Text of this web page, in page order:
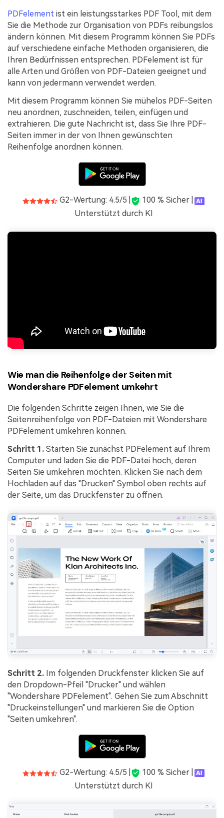
PDFelement ist ein leistungsstarkes PDF Tool, mit dem
Sie die Methode zur Organisation von PDFs reibungslos
ändern können. Mit diesem Programm können Sie PDFs
auf verschiedene einfache Methoden organisieren, die
Ihren Bedürfnissen entsprechen. PDFelement ist für
alle Arten und Größen von PDF-Dateien geeignet und
kann von jedermann verwendet werden.
Mit diesem Programm können Sie mühelos PDF-Seiten
neu anordnen, zuschneiden, teilen, einfügen und
extrahieren. Die gute Nachricht ist, dass Sie Ihre PDF-
Seiten immer in der von Ihnen gewünschten
Reihenfolge anordnen können.
G2-Wertung: 4.5/5 |
100 % Sicher |
Unterstützt durch KI
Wie man die Reihenfolge der Seiten mit
Wondershare PDFelement umkehrt
Die folgenden Schritte zeigen Ihnen, wie Sie die
Seitenreihenfolge von PDF-Dateien mit Wondershare
PDFelement umkehren können.
Schritt 1. Starten Sie zunächst PDFelement auf Ihrem
Computer und laden Sie die PDF-Datei hoch, deren
Seiten Sie umkehren möchten. Klicken Sie nach dem
Hochladen auf das "Drucken" Symbol oben rechts auf
der Seite, um das Druckfenster zu öffnen.
Schritt 2. Im folgenden Druckfenster klicken Sie auf
den Dropdown-Pfeil "Drucker" und wählen
"Wondershare PDFelement". Gehen Sie zum Abschnitt
"Druckeinstellungen" und markieren Sie die Option
"Seiten umkehren".
G2-Wertung: 4.5/5 |
100 % Sicher |
Unterstützt durch KI